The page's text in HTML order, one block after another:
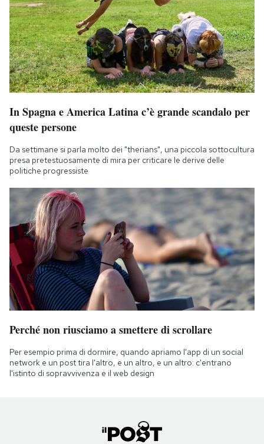
In Spagna e America Latina c’è grande scandalo per
queste persone
Da settimane si parla molto dei "therians", una piccola sottocultura
presa pretestuosamente di mira per criticare le derive delle
politiche progressiste
Perché non riusciamo a smettere di scrollare
Per esempio prima di dormire, quando apriamo l'app di un social
network e un post tira l'altro, e un altro, e un altro: c'entrano
l'istinto di sopravvivenza e il web design